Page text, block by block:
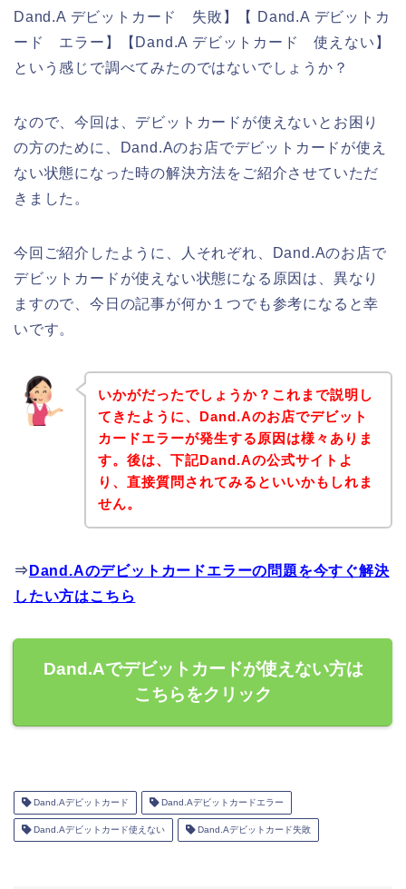
Dand.A デビットカード 失敗】【 Dand.A デビットカ
ード エラー】【Dand.A デビットカード 使えない】
という感じで調べてみたのではないでしょうか？
なので、今回は、デビットカードが使えないとお困り
の方のために、Dand.Aのお店でデビットカードが使え
ない状態になった時の解決方法をご紹介させていただ
きました。
今回ご紹介したように、人それぞれ、Dand.Aのお店で
デビットカードが使えない状態になる原因は、異なり
ますので、今日の記事が何か１つでも参考になると幸
いです。
いかがだったでしょうか？これまで説明し
てきたように、Dand.Aのお店でデビット
カードエラーが発生する原因は様々ありま
す。後は、下記Dand.Aの公式サイトよ
り、直接質問されてみるといいかもしれま
せん。
⇒ Dand.Aのデビットカードエラーの問題を今すぐ解決
したい方はこちら
Dand.Aでデビットカードが使えない方は
こちらをクリック
Dand.Aデビットカード Dand.Aデビットカードエラー
Dand.Aデビットカード使えない Dand.Aデビットカード失敗